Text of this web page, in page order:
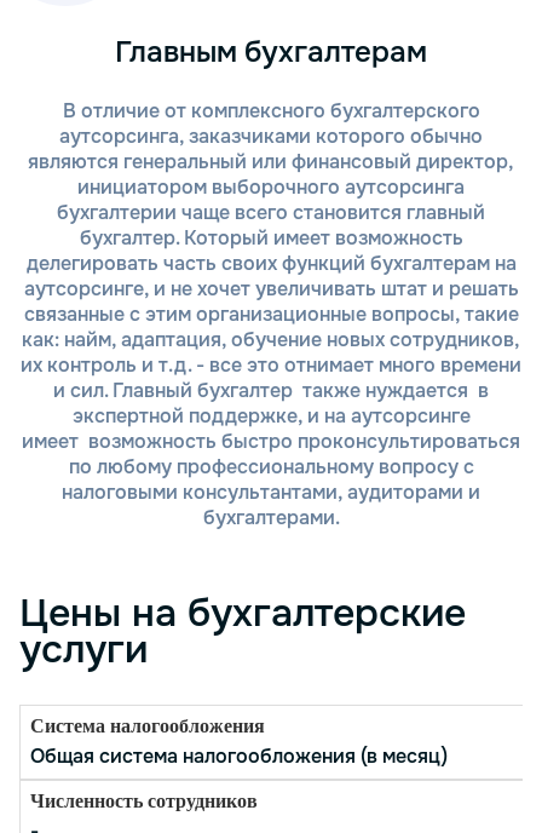
ответственность сторон. Мы гарантируем
полное соблюдение договорных
Передача данных и документов. После
подписания договора мы начинаем
работать с вашими бухгалтерскими
данными. В зависимости от ваших
предпочтений, вы можете передавать
документы в электронном виде через
защищенные каналы связи или курьером.
Мы используем современные программные
продукты для удобного и безопасного
обмена информацией.
Ведение бухгалтерского учета и
отчетности. Наши специалисты берут на
себя полное ведение бухгалтерии, расчет
налогов, заработной платы и другие
финансовые операции. Мы готовим и
подаем все необходимые отчеты в
налоговые и другие государственные
Постоянное сопровождение и
консультации. В процессе работы мы
предоставляем регулярные консультации,
проблемы. Наши эксперты всегда готовы
помочь вам с любыми юридическими или
налоговыми вопросами.
Аудит и проверка. По мере необходимости
мы проводим аудит ваших бухгалтерских и
Главным бухгалтерам
В отличие от комплексного бухгалтерского
аутсорсинга, заказчиками которого обычно
являются генеральный или финансовый директор,
инициатором выборочного аутсорсинга
бухгалтерии чаще всего становится главный
бухгалтер. Который имеет возможность
делегировать часть своих функций бухгалтерам на
аутсорсинге, и не хочет увеличивать штат и решать
связанные с этим организационные вопросы, такие
как: найм, адаптация, обучение новых сотрудников,
их контроль и т.д. - все это отнимает много времени
и сил. Главный бухгалтер также нуждается в
экспертной поддержке, и на аутсорсинге
имеет возможность быстро проконсультироваться
по любому профессиональному вопросу с
налоговыми консультантами, аудиторами и
бухгалтерами.
Цены на бухгалтерские
услуги
Общая система налогообложения (в месяц)